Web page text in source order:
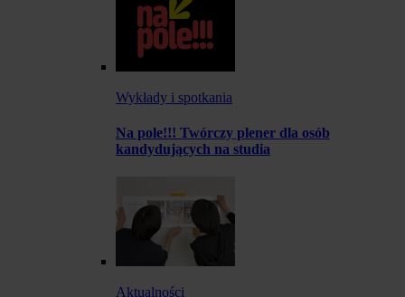
Wykłady i spotkania
Na pole!!! Twórczy plener dla osób
kandydujących na studia
Aktualności